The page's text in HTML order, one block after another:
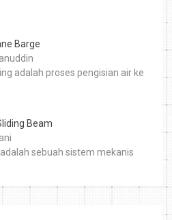
Barge
adalah proses pengisian air ke
Beam
sebuah sistem mekanis